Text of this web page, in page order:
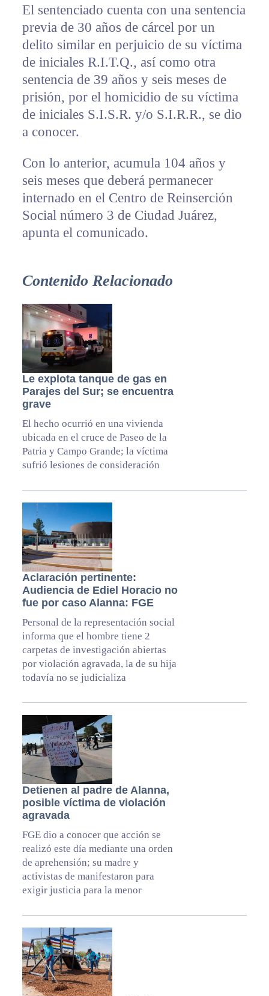
El sentenciado cuenta con una sentencia
previa de 30 años de cárcel por un
delito similar en perjuicio de su víctima
de iniciales R.I.T.Q., así como otra
sentencia de 39 años y seis meses de
prisión, por el homicidio de su víctima
de iniciales S.I.S.R. y/o S.I.R.R., se dio
a conocer.
Con lo anterior, acumula 104 años y
seis meses que deberá permanecer
internado en el Centro de Reinserción
Social número 3 de Ciudad Juárez,
apunta el comunicado.
Contenido Relacionado
Le explota tanque de gas en
Parajes del Sur; se encuentra
grave
El hecho ocurrió en una vivienda
ubicada en el cruce de Paseo de la
Patria y Campo Grande; la víctima
sufrió lesiones de consideración
Aclaración pertinente:
Audiencia de Ediel Horacio no
fue por caso Alanna: FGE
Personal de la representación social
informa que el hombre tiene 2
carpetas de investigación abiertas
por violación agravada, la de su hija
todavía no se judicializa
Detienen al padre de Alanna,
posible víctima de violación
agravada
FGE dio a conocer que acción se
realizó este día mediante una orden
de aprehensión; su madre y
activistas de manifestaron para
exigir justicia para la menor